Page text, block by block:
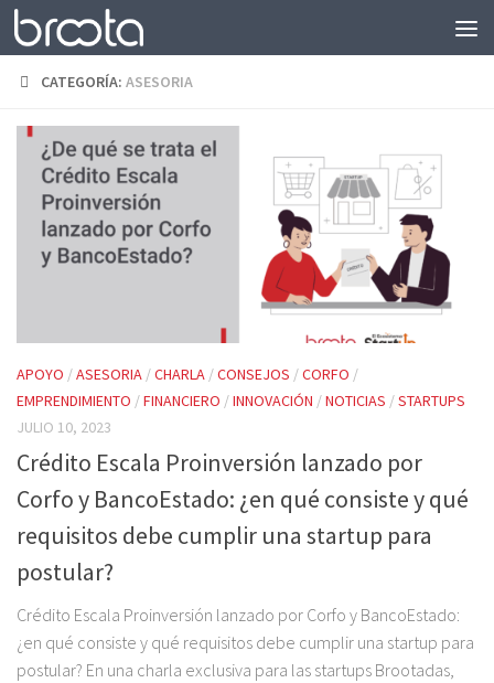
Saltar al contenido
CATEGORÍA: ASESORIA
APOYO /ASESORIA /CHARLA /CONSEJOS /CORFO /
EMPRENDIMIENTO /FINANCIERO /INNOVACIÓN /NOTICIAS /STARTUPS
JULIO 10, 2023
Crédito Escala Proinversión lanzado por
Corfo y BancoEstado: ¿en qué consiste y qué
requisitos debe cumplir una startup para
postular?
Crédito Escala Proinversión lanzado por Corfo y BancoEstado:
¿en qué consiste y qué requisitos debe cumplir una startup para
postular? En una charla exclusiva para las startups Brootadas,